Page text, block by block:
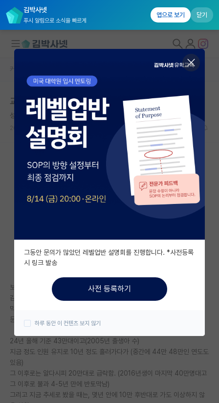
김박사넷
푸시 알림으로 소식을 빠르게
앱으로 보기 닫기
대학원생 모집
국내대학원 정보
연구실&오픈랩
커뮤니티
커뮤니티 홈
전체글보기
베스트 게시판
자유 게시판(아무개랩)
미국 유학 게시판
미국 대학원 합격 후기 게시판
대학원생 모집 게시판
연구실(PI) 홍보 게시판
석박사 채용 정보 게시판
임용 정보 게시판
학부 인턴 게시판
커뮤니티 홈
교수직 꿈꾸는 분들은 잘 고민하셔야 됨.
성급한 닐스 보어
2024.03.19 41 17004
보통 좋은 대학에서 공부하고, 대학원 과정 밟고 있는 친구들은, 학령 인구
감소 문제에 대해서 그리 심각하게 느끼지 못하는 거 같던데,
막상 들여다 보면, 정말 상상을 초월할 정도로 심각함. 그리고 제일 중요한
문제는, 아직 대입 기준으로 인구 감소 시작도 안했다는 점임.
24년 올해 기준 43만대이고(2005년 출생아 수)
지금 정도 인원 유지로 10년 정도 흘러가다가 (중간에 44만 48만인 연도도
있음)
그 이후로는 알다시피 20만대로 급락함. (2016년생이 마지막 40만명대고
그 이후로 불과 4-5년 만에 반토막남)
그리고 지금 추세로 봤을 때는, 몇년 안에 10만 후반대로 가도 이상하지 않
그동안 문의가 많았던 레벨업반 설명회를 진행합니다. *사전등록
시 링크 발송
사전 등록하기
하루 동안 이 컨텐츠 보지 않기